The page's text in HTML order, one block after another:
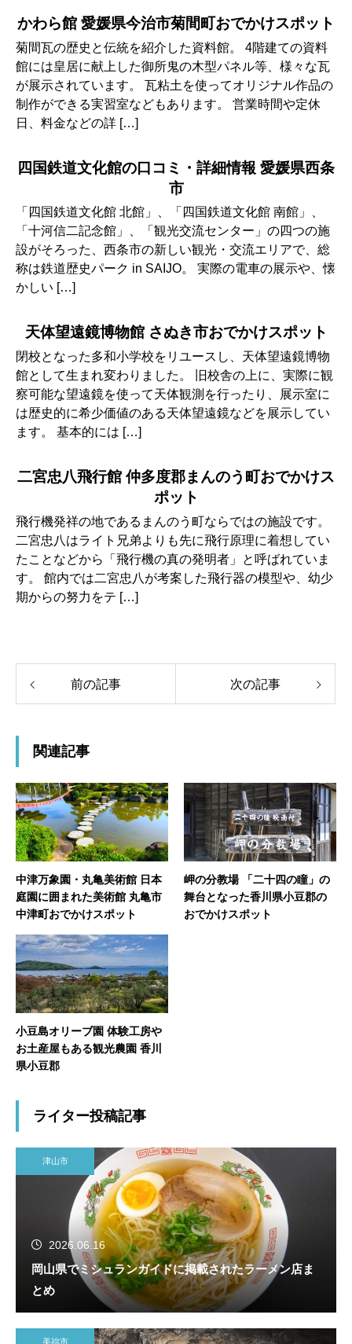
かわら館 愛媛県今治市菊間町おでかけスポット
菊間瓦の歴史と伝統を紹介した資料館。 4階建ての資料
館には皇居に献上した御所鬼の木型パネル等、様々な瓦
が展示されています。 瓦粘土を使ってオリジナル作品の
制作ができる実習室などもあります。 営業時間や定休
日、料金などの詳 […]
四国鉄道文化館の口コミ・詳細情報 愛媛県西条
市
「四国鉄道文化館 北館」、「四国鉄道文化館 南館」、
「十河信二記念館」、「観光交流センター」の四つの施
設がそろった、西条市の新しい観光・交流エリアで、総
称は鉄道歴史パーク in SAIJO。 実際の電車の展示や、懐
かしい […]
天体望遠鏡博物館 さぬき市おでかけスポット
閉校となった多和小学校をリユースし、天体望遠鏡博物
館として生まれ変わりました。 旧校舎の上に、実際に観
察可能な望遠鏡を使って天体観測を行ったり、展示室に
は歴史的に希少価値のある天体望遠鏡などを展示してい
ます。 基本的には […]
二宮忠八飛行館 仲多度郡まんのう町おでかけス
ポット
飛行機発祥の地であるまんのう町ならではの施設です。
二宮忠八はライト兄弟よりも先に飛行原理に着想してい
たことなどから「飛行機の真の発明者」と呼ばれていま
す。 館内では二宮忠八が考案した飛行器の模型や、幼少
期からの努力をテ […]
前の記事 次の記事
関連記事
中津万象園・丸亀美術館 日本
庭園に囲まれた美術館 丸亀市
中津町おでかけスポット
岬の分教場 「二十四の瞳」の
舞台となった香川県小豆郡の
おでかけスポット
小豆島オリーブ園 体験工房や
お土産屋もある観光農園 香川
県小豆郡
ライター投稿記事
津山市
2026.06.16
岡山県でミシュランガイドに掲載されたラーメン店ま
とめ
美祢市